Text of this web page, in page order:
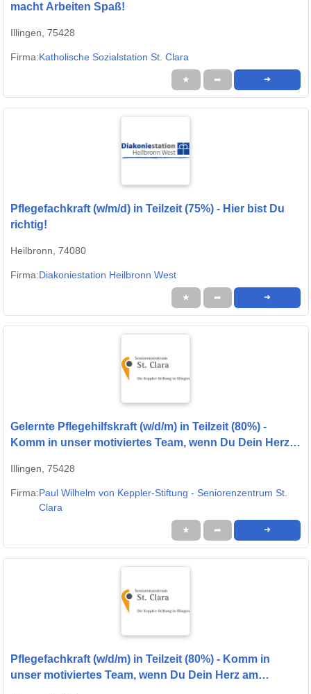
macht Arbeiten Spaß!
Illingen, 75428
Firma:Katholische Sozialstation St. Clara
★ ➦ ➜
Pflegefachkraft (w/m/d) in Teilzeit (75%) - Hier bist Du
richtig!
Heilbronn, 74080
Firma:Diakoniestation Heilbronn West
★ ➦ ➜
Gelernte Pflegehilfskraft (w/d/m) in Teilzeit (80%) -
Komm in unser motiviertes Team, wenn Du Dein Herz
Illingen, 75428
Firma:Paul Wilhelm von Keppler-Stiftung - Seniorenzentrum St.
Clara
★ ➦ ➜
Pflegefachkraft (w/d/m) in Teilzeit (80%) - Komm in
unser motiviertes Team, wenn Du Dein Herz am